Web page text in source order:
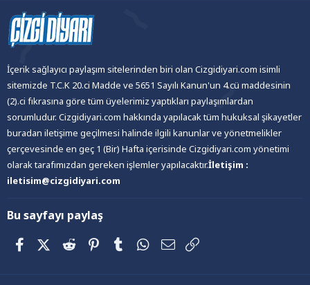
İçerik sağlayıcı paylaşım sitelerinden biri olan Cizgidiyari.com isimli
sitemizde T.C.K 20.ci Madde ve 5651 Sayılı Kanun'un 4.cü maddesinin
(2).ci fıkrasına göre tüm üyelerimiz yaptıkları paylaşımlardan
sorumludur. Cizgidiyari.com hakkında yapılacak tüm hukuksal şikayetler
buradan iletişime geçilmesi halinde ilgili kanunlar ve yönetmelikler
çerçevesinde en geç 1 (Bir) Hafta içerisinde Cizgidiyari.com yönetimi
olarak tarafımızdan gereken işlemler yapılacaktır.İletişim :
iletisim@cizgidiyari.com
Bu sayfayı paylaş
FacebookX (Twitter)
Reddit PinterestTumblrWhatsApp
E-posta